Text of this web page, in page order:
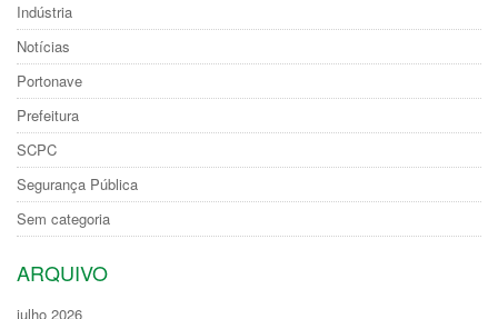
Indústria
Notícias
Portonave
Prefeitura
SCPC
Segurança Pública
Sem categoria
ARQUIVO
julho 2026